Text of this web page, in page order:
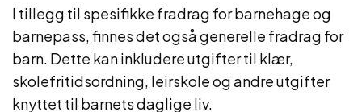
I tillegg til spesifikke fradrag for barnehage og
barnepass, finnes det også generelle fradrag for
barn. Dette kan inkludere utgifter til klær,
skolefritidsordning, leirskole og andre utgifter
knyttet til barnets daglige liv.